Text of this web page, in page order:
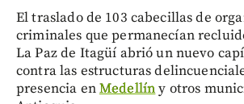
El traslado de 103 cabecillas de
criminales que permanecían
La Paz de Itagüí abrió un nuevo
contra las estructuras
presencia enMedellíny otros